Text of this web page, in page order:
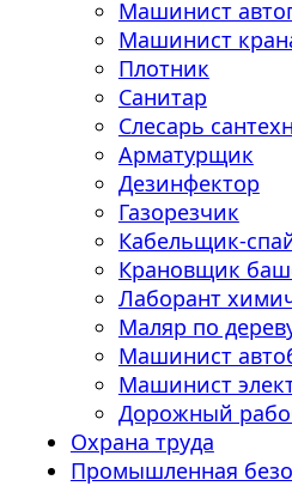
Машинист
Машинист
Плотник
Санитар
Слесарь
Арматурщик
Дезинфектор
Газорезчик
Кабельщик-
Крановщик
Лаборант
Маляр по
Машинист
Машинист
Дорожный
Охрана труда
Промышленная